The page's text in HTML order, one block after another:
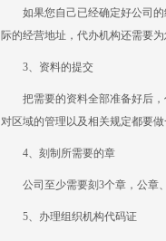
如果您自己已经确定好公司的
际的经营地址，代办机构还需要
3、资料的提交
把需要的资料全部准备好后，
对区域的管理以及相关规定都要做
4、刻制所需要的章
公司至少需要刻3个章，公章
5、办理组织机构代码证